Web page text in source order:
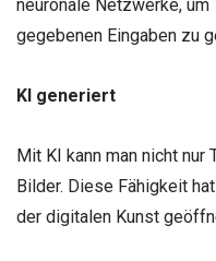
neuronale Netzwerke,
gegebenen Eingaben zu
KI generiert
Mit KI kann man nicht nur
Bilder. Diese Fähigkeit
der digitalen Kunst